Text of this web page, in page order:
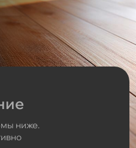
ниже.